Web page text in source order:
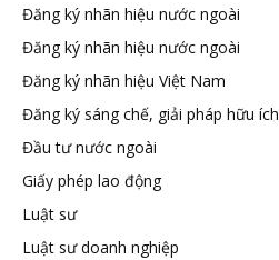
Đăng ký nhãn hiệu nước ngoài
Đăng ký nhãn hiệu nước ngoài
Đăng ký nhãn hiệu Việt Nam
Đăng ký sáng chế, giải pháp hữu ích
Đầu tư nước ngoài
Giấy phép lao động
Luật sư
Luật sư doanh nghiệp